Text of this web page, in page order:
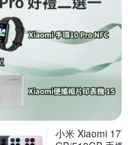
小米 Xiaomi 17T